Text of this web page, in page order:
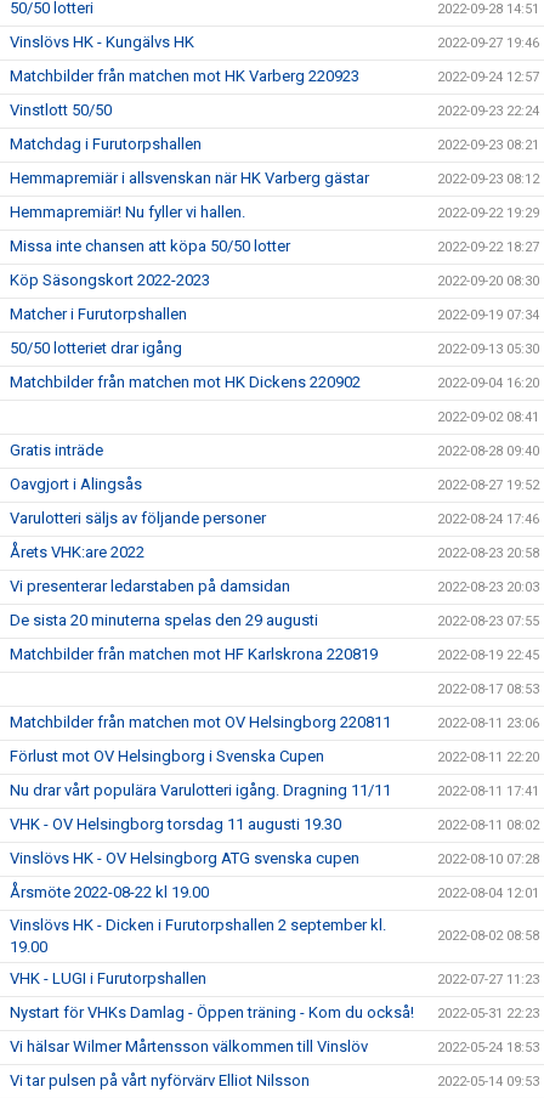
50/50 lotteri 2022-09-28 14:51
Vinslövs HK - Kungälvs HK 2022-09-27 19:46
Matchbilder från matchen mot HK Varberg 220923 2022-09-24 12:57
Vinstlott 50/50 2022-09-23 22:24
Matchdag i Furutorpshallen 2022-09-23 08:21
Hemmapremiär i allsvenskan när HK Varberg gästar 2022-09-23 08:12
Hemmapremiär! Nu fyller vi hallen. 2022-09-22 19:29
Missa inte chansen att köpa 50/50 lotter 2022-09-22 18:27
Köp Säsongskort 2022-2023 2022-09-20 08:30
Matcher i Furutorpshallen 2022-09-19 07:34
50/50 lotteriet drar igång 2022-09-13 05:30
Matchbilder från matchen mot HK Dickens 220902 2022-09-04 16:20
2022-09-02 08:41
Gratis inträde 2022-08-28 09:40
Oavgjort i Alingsås 2022-08-27 19:52
Varulotteri säljs av följande personer 2022-08-24 17:46
Årets VHK:are 2022 2022-08-23 20:58
Vi presenterar ledarstaben på damsidan 2022-08-23 20:03
De sista 20 minuterna spelas den 29 augusti 2022-08-23 07:55
Matchbilder från matchen mot HF Karlskrona 220819 2022-08-19 22:45
2022-08-17 08:53
Matchbilder från matchen mot OV Helsingborg 220811 2022-08-11 23:06
Förlust mot OV Helsingborg i Svenska Cupen 2022-08-11 22:20
Nu drar vårt populära Varulotteri igång. Dragning 11/11 2022-08-11 17:41
VHK - OV Helsingborg torsdag 11 augusti 19.30 2022-08-11 08:02
Vinslövs HK - OV Helsingborg ATG svenska cupen 2022-08-10 07:28
Årsmöte 2022-08-22 kl 19.00 2022-08-04 12:01
Vinslövs HK - Dicken i Furutorpshallen 2 september kl.
19.00
2022-08-02 08:58
VHK - LUGI i Furutorpshallen 2022-07-27 11:23
Nystart för VHKs Damlag - Öppen träning - Kom du också! 2022-05-31 22:23
Vi hälsar Wilmer Mårtensson välkommen till Vinslöv 2022-05-24 18:53
Vi tar pulsen på vårt nyförvärv Elliot Nilsson 2022-05-14 09:53